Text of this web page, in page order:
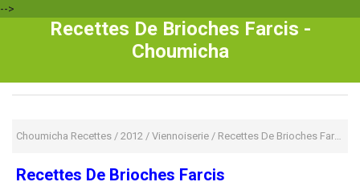
-->
Recettes De Brioches Farcis -
Choumicha
Choumicha Recettes / 2012 / Viennoiserie / Recettes De Brioches Farcis
Recettes De Brioches Farcis